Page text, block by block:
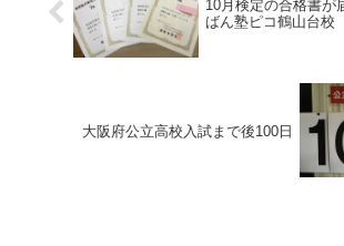
10月検定の合格書が
ばん塾ピコ鶴山台校
大阪府公立高校入試まで後100日